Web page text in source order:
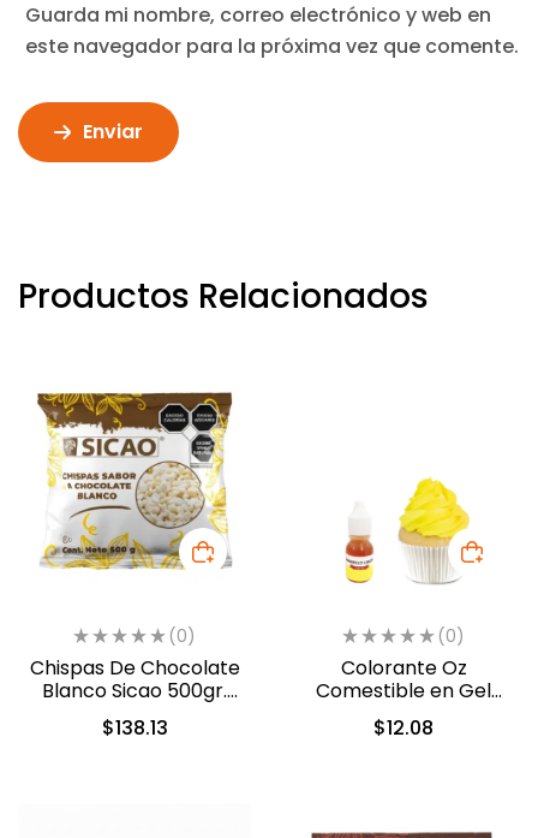
Guarda mi nombre, correo electrónico y web en
este navegador para la próxima vez que comente.
Enviar
Productos Relacionados
(0)
Chispas De Chocolate
Blanco Sicao 500gr.
(1922-A99)
$138.13
(0)
Colorante Oz
Comestible en Gel
Amarillo Limon 10ml
(553)
$12.08